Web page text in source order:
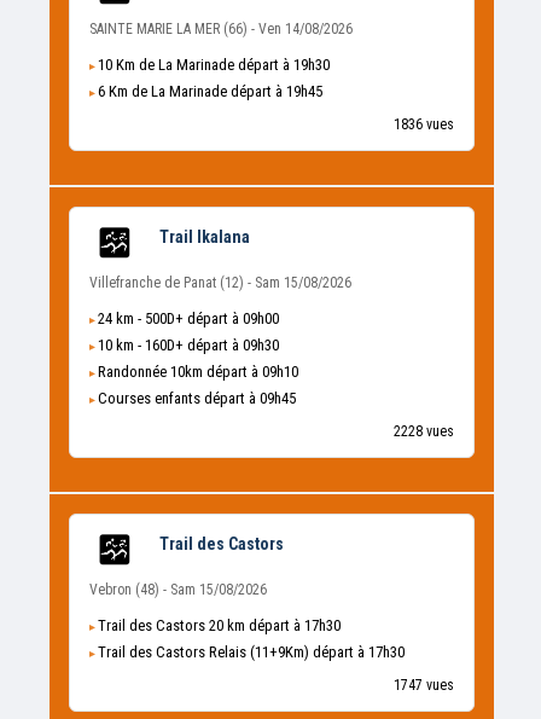
SAINTE MARIE LA MER (66) - Ven 14/08/2026
10 Km de La Marinade départ à 19h30
6 Km de La Marinade départ à 19h45
1836 vues
Trail Ikalana
Villefranche de Panat (12) - Sam 15/08/2026
24 km - 500D+ départ à 09h00
10 km - 160D+ départ à 09h30
Randonnée 10km départ à 09h10
Courses enfants départ à 09h45
2228 vues
Trail des Castors
Vebron (48) - Sam 15/08/2026
Trail des Castors 20 km départ à 17h30
Trail des Castors Relais (11+9Km) départ à 17h30
1747 vues